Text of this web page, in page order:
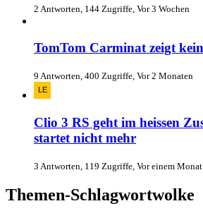
2 Antworten, 144 Zugriffe, Vor 3 Wochen
TomTom Carminat zeigt
9 Antworten, 400 Zugriffe, Vor 2 Monaten
Clio 3 RS geht im heissen
startet nicht mehr
3 Antworten, 119 Zugriffe, Vor einem Monat
Themen-Schlagwortwolke